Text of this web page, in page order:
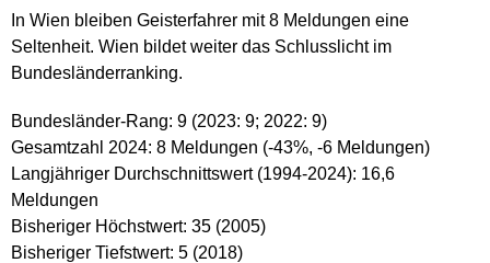
In Wien bleiben Geisterfahrer mit 8 Meldungen eine
Seltenheit. Wien bildet weiter das Schlusslicht im
Bundesländerranking.
Bundesländer-Rang: 9 (2023: 9; 2022: 9)
Gesamtzahl 2024: 8 Meldungen (-43%, -6 Meldungen)
Langjähriger Durchschnittswert (1994-2024): 16,6
Meldungen
Bisheriger Höchstwert: 35 (2005)
Bisheriger Tiefstwert: 5 (2018)